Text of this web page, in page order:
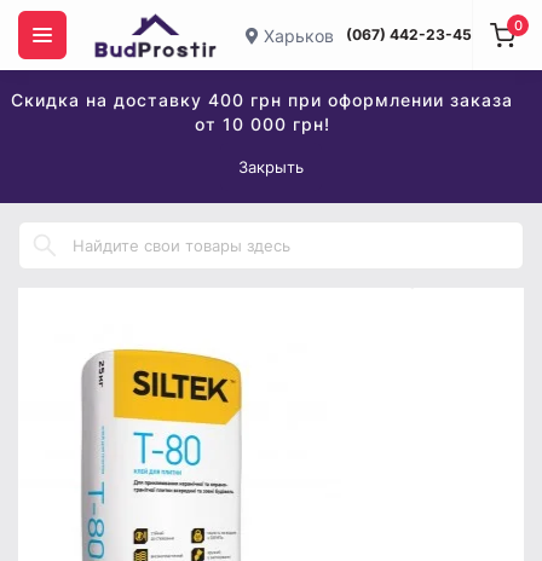
Харьков (067) 442-23-45
Скидка на доставку 400 грн при оформлении заказа
от 10 000 грн!
Закрыть
0